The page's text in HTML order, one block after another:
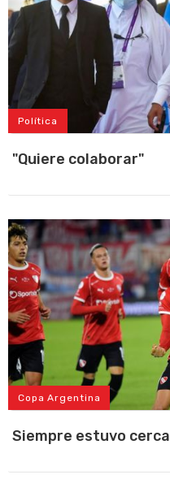
Política
"Quiere colaborar"
Copa Argentina
Siempre estuvo cerca